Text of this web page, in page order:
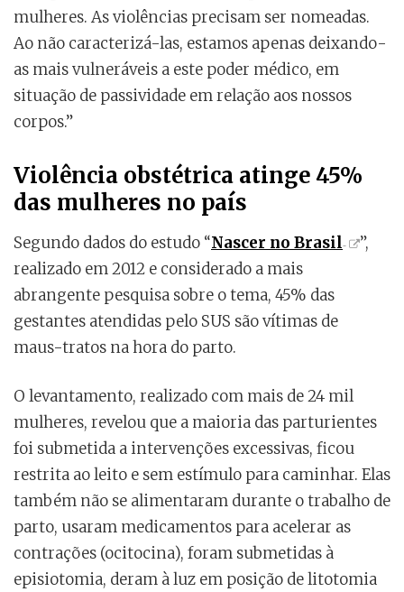
mulheres. As violências precisam ser nomeadas.
Ao não caracterizá-las, estamos apenas deixando-
as mais vulneráveis a este poder médico, em
situação de passividade em relação aos nossos
corpos.”
Violência obstétrica atinge 45%
das mulheres no país
Segundo dados do estudo “Nascer no Brasil
”,
realizado em 2012 e considerado a mais
abrangente pesquisa sobre o tema, 45% das
gestantes atendidas pelo SUS são vítimas de
maus-tratos na hora do parto.
O levantamento, realizado com mais de 24 mil
mulheres, revelou que a maioria das parturientes
foi submetida a intervenções excessivas, ficou
restrita ao leito e sem estímulo para caminhar. Elas
também não se alimentaram durante o trabalho de
parto, usaram medicamentos para acelerar as
contrações (ocitocina), foram submetidas à
episiotomia, deram à luz em posição de litotomia